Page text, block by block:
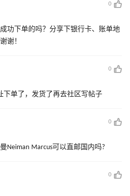
0
功下单的吗？分享下银行卡、账单地
谢！
0
下单了，发货了再去社区写帖子
0
Neiman Marcus可以直邮国内吗?
0